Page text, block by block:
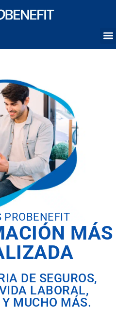
PROBENEFIT
MÁS
DE SEGUROS,
LABORAL,
MUCHO MÁS.